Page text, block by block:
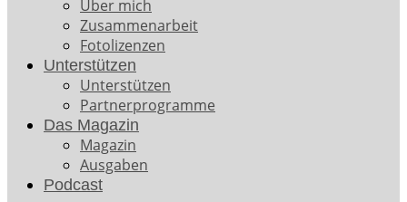
Über mich
Zusammenarbeit
Fotolizenzen
Unterstützen
Unterstützen
Partnerprogramme
Das Magazin
Magazin
Ausgaben
Podcast